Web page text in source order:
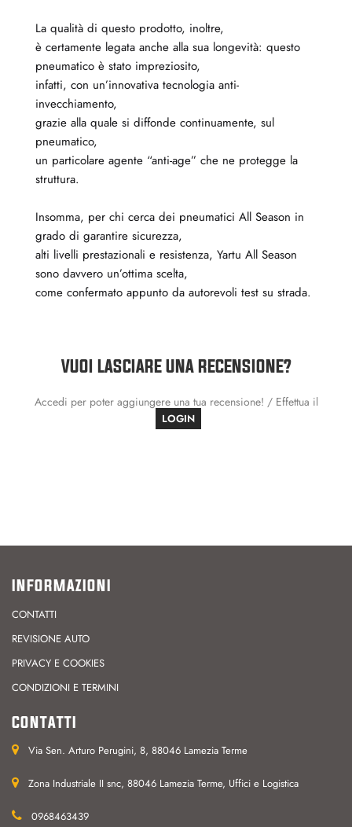
La qualità di questo prodotto, inoltre,
è certamente legata anche alla sua longevità: questo
pneumatico è stato impreziosito,
infatti, con un’innovativa tecnologia anti-
invecchiamento,
grazie alla quale si diffonde continuamente, sul
pneumatico,
un particolare agente “anti-age” che ne protegge la
struttura.
Insomma, per chi cerca dei pneumatici All Season in
grado di garantire sicurezza,
alti livelli prestazionali e resistenza, Yartu All Season
sono davvero un’ottima scelta,
come confermato appunto da autorevoli test su strada.
VUOI LASCIARE UNA RECENSIONE?
Accedi per poter aggiungere una tua recensione! / Effettua il
LOGIN
INFORMAZIONI
CONTATTI
REVISIONE AUTO
PRIVACY E COOKIES
CONDIZIONI E TERMINI
CONTATTI
Via Sen. Arturo Perugini, 8, 88046 Lamezia Terme
Zona Industriale II snc, 88046 Lamezia Terme, Uffici e Logistica
0968463439